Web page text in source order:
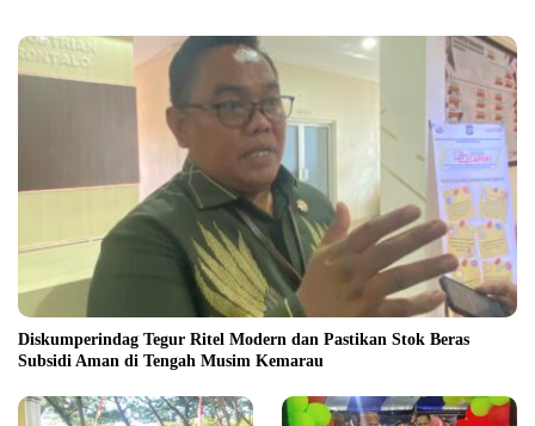
Diskumperindag Tegur Ritel Modern dan Pastikan Stok Beras
Subsidi Aman di Tengah Musim Kemarau